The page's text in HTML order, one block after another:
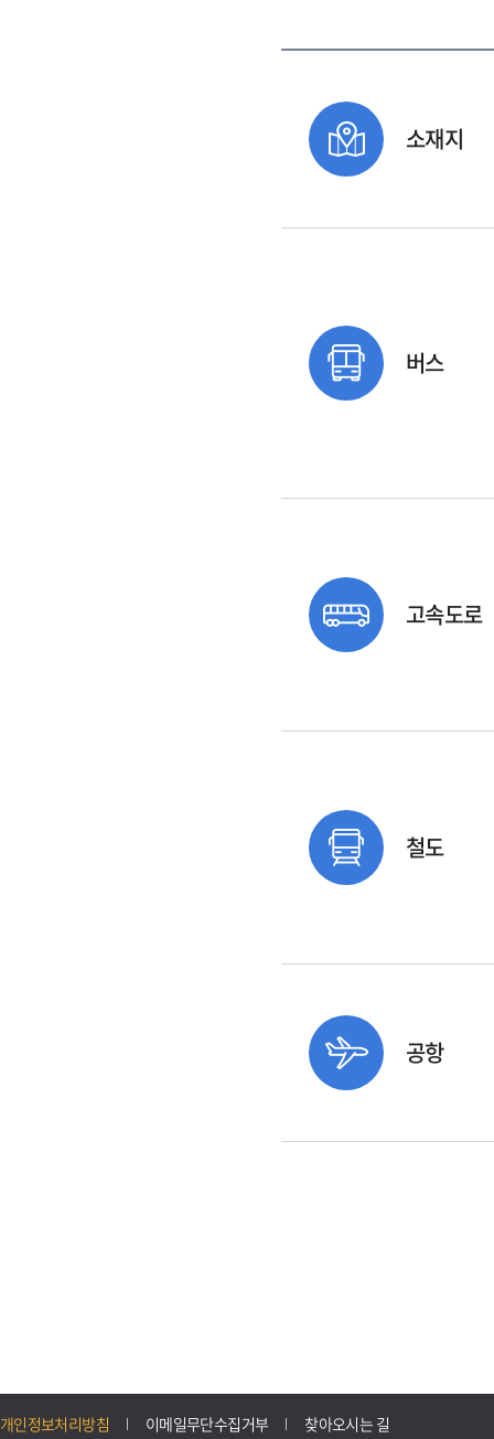
소재지
버스
고속도로
철도
공항
개인정보처리방침 이메일무단수집거부 찾아오시는 길